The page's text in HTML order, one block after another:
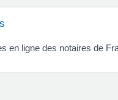
en ligne des notaires de